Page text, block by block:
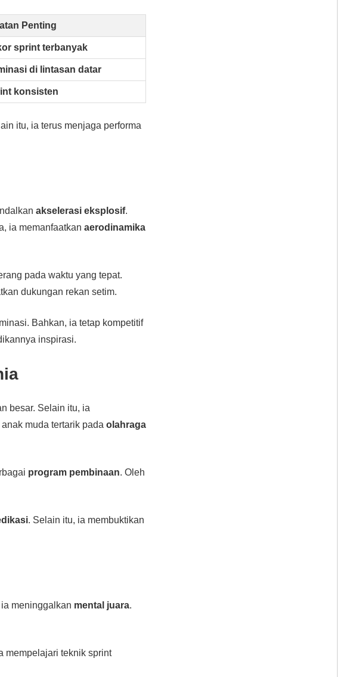
Penting
sprint terbanyak
di lintasan datar
konsisten
itu, ia terus menjaga performa
akselerasi eksplosif.
ia memanfaatkanaerodinamika
pada waktu yang tepat.
dukungan rekan setim.
Bahkan, ia tetap kompetitif
inspirasi.
besar. Selain itu, ia
muda tertarik padaolahraga
program pembinaan. Oleh
. Selain itu, ia membuktikan
meninggalkan mental juara.
mempelajari teknik sprint